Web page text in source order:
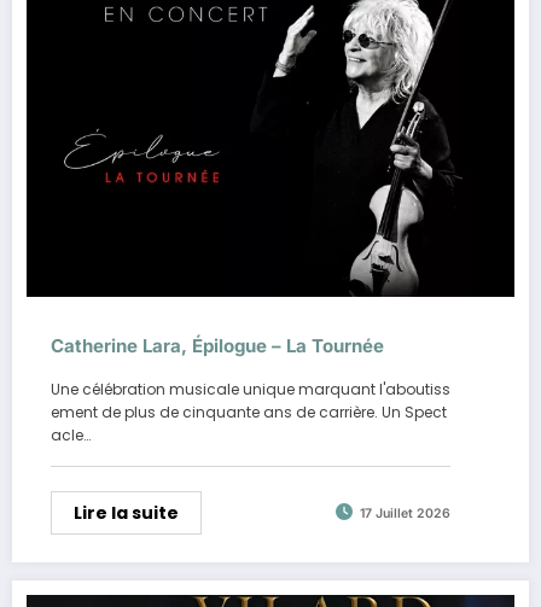
Catherine Lara, Épilogue – La Tournée
Une célébration musicale unique marquant l'aboutiss
ement de plus de cinquante ans de carrière. Un Spect
acle…
Lire la suite 17 Juillet 2026